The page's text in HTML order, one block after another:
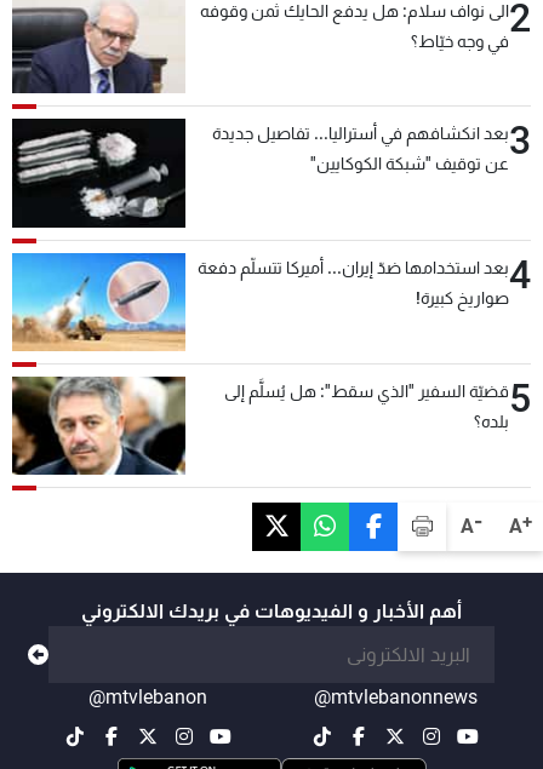
A+
A-
2الى نواف سلام: هل يدفع الحايك ثمن وقوفه
في وجه خيّاط؟
3بعد انكشافهم في أستراليا... تفاصيل جديدة
عن توقيف "شبكة الكوكايين"
4بعد استخدامها ضدّ إيران... أميركا تتسلّم دفعة
صواريخ كبيرة!
5قضيّة السفير "الذي سقط": هل يُسلَّم إلى
بلده؟
أهم الأخبار و الفيديوهات في بريدك الالكتروني
@mtvlebanonnews
@mtvlebanon